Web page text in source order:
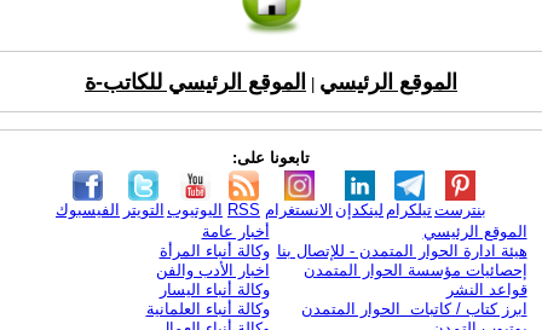
الموقع الرئيسي الموقع الرئيسي للكاتب-ة
تابعونا على:
الفيسبوك التويتر اليوتيوب RSS الانستغرام لينكدإن تيلكرامبنترست
الموقع الرئيسي
هيئة ادارة الحوار المتمدن - للإتصال بنا
إحصائيات مؤسسة الحوار المتمدن
قواعد النشر
ابرز كتاب / كاتبات الحوار المتمدن
أخبار عامة
وكالة أنباء المرأة
اخبار الأدب والفن
وكالة أنباء اليسار
وكالة أنباء العلمانية